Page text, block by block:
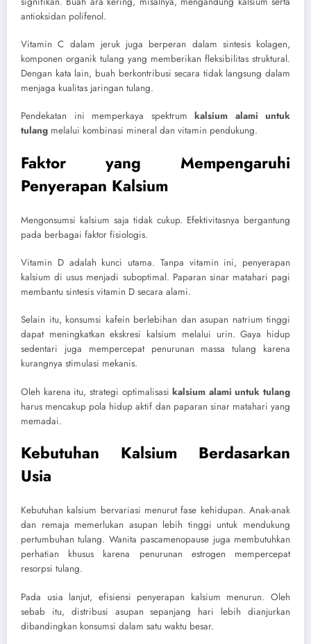
antioksidan polifenol.
Vitamin C dalam jeruk juga berperan dalam sintesis kolagen,
komponen organik tulang yang memberikan fleksibilitas struktural.
Dengan kata lain, buah berkontribusi secara tidak langsung dalam
menjaga kualitas jaringan tulang.
Pendekatan ini memperkaya spektrum kalsium alami untuk
tulang melalui kombinasi mineral dan vitamin pendukung.
Faktor yang Mempengaruhi
Penyerapan Kalsium
Mengonsumsi kalsium saja tidak cukup. Efektivitasnya bergantung
pada berbagai faktor fisiologis.
Vitamin D adalah kunci utama. Tanpa vitamin ini, penyerapan
kalsium di usus menjadi suboptimal. Paparan sinar matahari pagi
membantu sintesis vitamin D secara alami.
Selain itu, konsumsi kafein berlebihan dan asupan natrium tinggi
dapat meningkatkan ekskresi kalsium melalui urin. Gaya hidup
sedentari juga mempercepat penurunan massa tulang karena
kurangnya stimulasi mekanis.
Oleh karena itu, strategi optimalisasikalsium alami untuk tulang
harus mencakup pola hidup aktif dan paparan sinar matahari yang
memadai.
Kebutuhan Kalsium Berdasarkan
Usia
Kebutuhan kalsium bervariasi menurut fase kehidupan. Anak-anak
dan remaja memerlukan asupan lebih tinggi untuk mendukung
pertumbuhan tulang. Wanita pascamenopause juga membutuhkan
perhatian khusus karena penurunan estrogen mempercepat
resorpsi tulang.
Pada usia lanjut, efisiensi penyerapan kalsium menurun. Oleh
sebab itu, distribusi asupan sepanjang hari lebih dianjurkan
dibandingkan konsumsi dalam satu waktu besar.